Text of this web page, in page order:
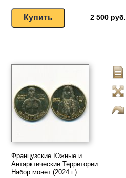
2 500 руб.
Французские Южные и
Антарктические Территории.
Набор монет (2024 г.)